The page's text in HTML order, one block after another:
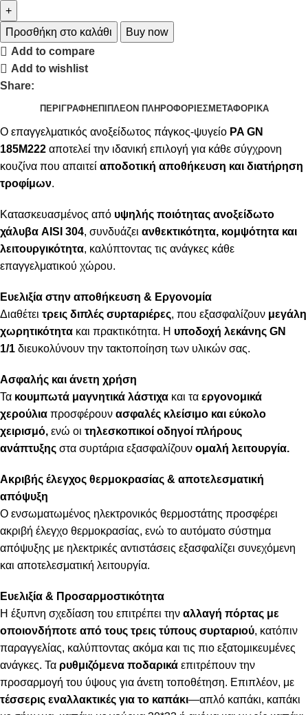
Προσθήκη στο καλάθι
Buy now
Add to compare
Add to wishlist
Share:
ΠΕΡΙΓΡΑΦΉΕΠΙΠΛΈΟΝ ΠΛΗΡΟΦΟΡΊΕΣΜΕΤΑΦΟΡΙΚΆ
Ο επαγγελματικός ανοξείδωτος πάγκος-ψυγείο PA GN
185M222 αποτελεί την ιδανική επιλογή για κάθε σύγχρονη
κουζίνα που απαιτεί αποδοτική αποθήκευση και διατήρηση
τροφίμων.
Κατασκευασμένος από υψηλής ποιότητας ανοξείδωτο
χάλυβα AISI 304, συνδυάζει ανθεκτικότητα, κομψότητα και
λειτουργικότητα, καλύπτοντας τις ανάγκες κάθε
επαγγελματικού χώρου.
Ευελιξία στην αποθήκευση & Εργονομία
Διαθέτει τρεις διπλές συρταριέρες, που εξασφαλίζουν μεγάλη
χωρητικότητα και πρακτικότητα. Η υποδοχή λεκάνης GN
1/1 διευκολύνουν την τακτοποίηση των υλικών σας.
Ασφαλής και άνετη χρήση
Τα κουμπωτά μαγνητικά λάστιχα και τα εργονομικά
χερούλια προσφέρουν ασφαλές κλείσιμο και εύκολο
χειρισμό, ενώ οι τηλεσκοπικοί οδηγοί πλήρους
ανάπτυξης στα συρτάρια εξασφαλίζουν ομαλή λειτουργία.
Ακριβής έλεγχος θερμοκρασίας & αποτελεσματική
απόψυξη
Ο ενσωματωμένος ηλεκτρονικός θερμοστάτης προσφέρει
ακριβή έλεγχο θερμοκρασίας, ενώ το αυτόματο σύστημα
απόψυξης με ηλεκτρικές αντιστάσεις εξασφαλίζει συνεχόμενη
και αποτελεσματική λειτουργία.
Ευελιξία & Προσαρμοστικότητα
Η έξυπνη σχεδίαση του επιτρέπει την αλλαγή πόρτας με
οποιονδήποτε από τους τρεις τύπους συρταριού, κατόπιν
παραγγελίας, καλύπτοντας ακόμα και τις πιο εξατομικευμένες
ανάγκες. Τα ρυθμιζόμενα ποδαρικά επιτρέπουν την
προσαρμογή του ύψους για άνετη τοποθέτηση. Επιπλέον, με
τέσσερις εναλλακτικές για το καπάκι—απλό καπάκι, καπάκι